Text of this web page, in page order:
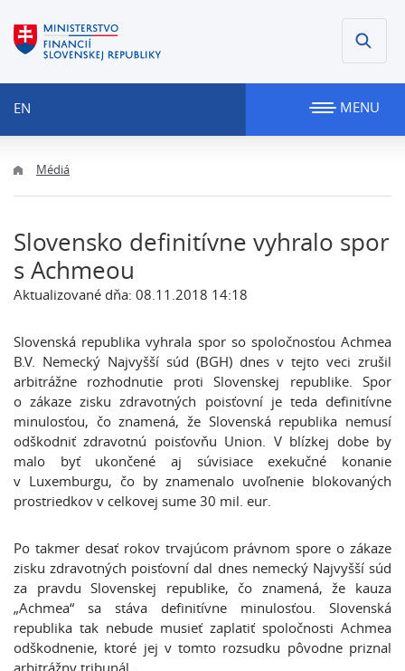
EN MENU
Médiá
Slovensko definitívne vyhralo spor
s Achmeou
Aktualizované dňa: 08.11.2018 14:18
Slovenská republika vyhrala spor so spoločnosťou Achmea
B.V. Nemecký Najvyšší súd (BGH) dnes v tejto veci zrušil
arbitrážne rozhodnutie proti Slovenskej republike. Spor
o zákaze zisku zdravotných poisťovní je teda definitívne
minulosťou, čo znamená, že Slovenská republika nemusí
odškodniť zdravotnú poisťovňu Union. V blízkej dobe by
malo byť ukončené aj súvisiace exekučné konanie
v Luxemburgu, čo by znamenalo uvoľnenie blokovaných
prostriedkov v celkovej sume 30 mil. eur.
Po takmer desať rokov trvajúcom právnom spore o zákaze
zisku zdravotných poisťovní dal dnes nemecký Najvyšší súd
za pravdu Slovenskej republike, čo znamená, že kauza
„Achmea“ sa stáva definitívne minulosťou. Slovenská
republika tak nebude musieť zaplatiť spoločnosti Achmea
odškodnenie, ktoré jej v tomto rozsudku pôvodne priznal
arbitrážny tribunál.